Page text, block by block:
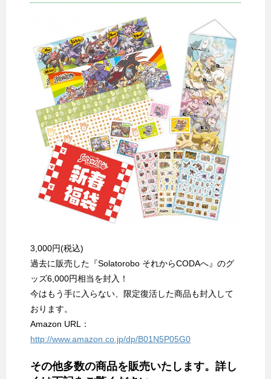
3,000円(税込)
過去に販売した『Solatorobo それからCODAへ』のグ
ッズ6,000円相当を封入！
今はもう手に入らない、限定復活した商品も封入して
おります。
Amazon URL：
http://www.amazon.co.jp/dp/B01N5P05G0
その他多数の商品を販売いたします。詳し